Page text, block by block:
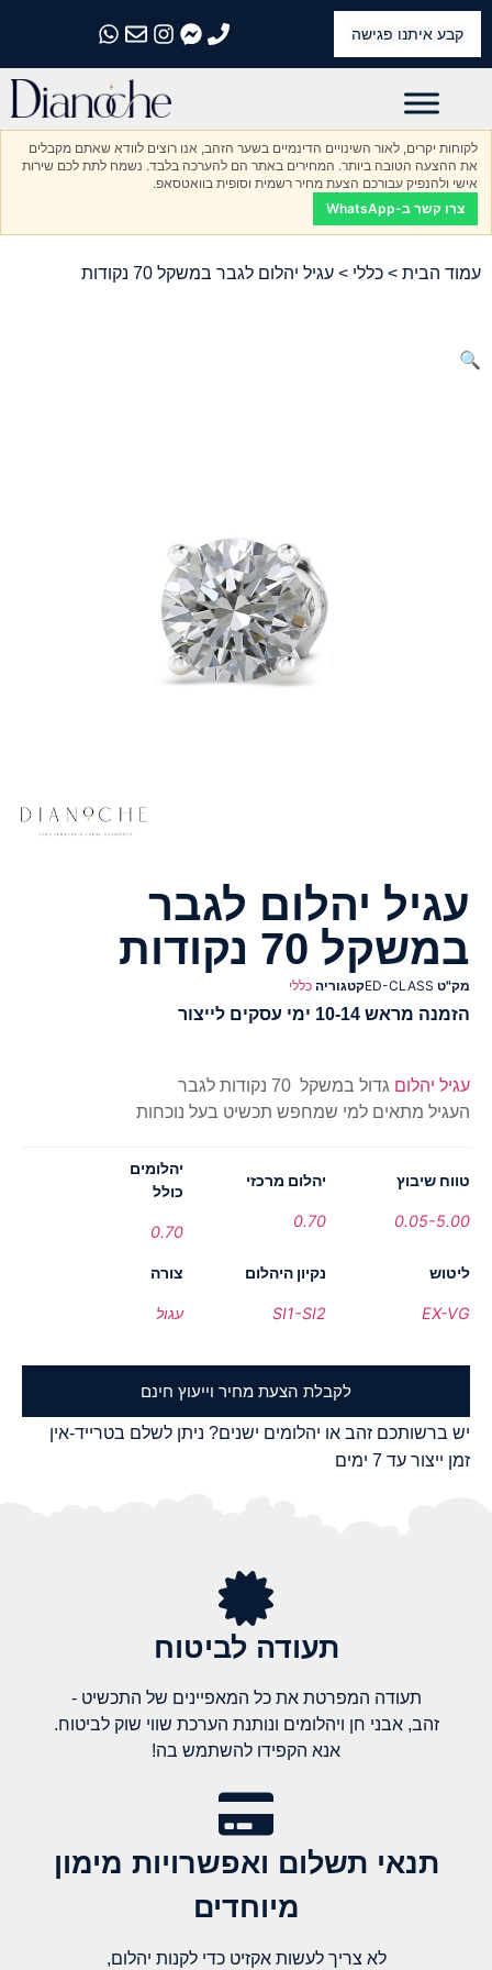
קבע איתנו פגישה
התקשרו אלינו
התקשרו אלינו
התקשרו אלינו
התקשרו אלינו
התקשרו אלינו
לקוחות יקרים, לאור השינויים הדינמיים בשער הזהב, אנו רוצים לוודא שאתם מקבלים
את ההצעה הטובה ביותר. המחירים באתר הם להערכה בלבד. נשמח לתת לכם שירות
אישי ולהנפיק עבורכם הצעת מחיר רשמית וסופית בוואטסאפ.
צרו קשר ב-WhatsApp
עמוד הבית > כללי > עגיל יהלום לגבר במשקל 70 נקודות
🔍
עגיל יהלום לגבר
במשקל 70 נקודות
מק"ט ED-CLASSקטגוריה כללי
הזמנה מראש 10-14 ימי עסקים לייצור
עגיל יהלום גדול במשקל 70 נקודות לגבר
העגיל מתאים למי שמחפש תכשיט בעל נוכחות
טווח שיבוץ
0.05-5.00
יהלום מרכזי
0.70
יהלומים
כולל
0.70
ליטוש
EX-VG
נקיון היהלום
SI1-SI2
צורה
עגול
לקבלת הצעת מחיר וייעוץ חינם
יש ברשותכם זהב או יהלומים ישנים? ניתן לשלם בטרייד-אין
זמן ייצור עד 7 ימים
תעודה לביטוח
תעודה המפרטת את כל המאפיינים של התכשיט -
זהב, אבני חן ויהלומים ונותנת הערכת שווי שוק לביטוח.
אנא הקפידו להשתמש בה!
תנאי תשלום ואפשרויות מימון
מיוחדים
לא צריך לעשות אקזיט כדי לקנות יהלום,